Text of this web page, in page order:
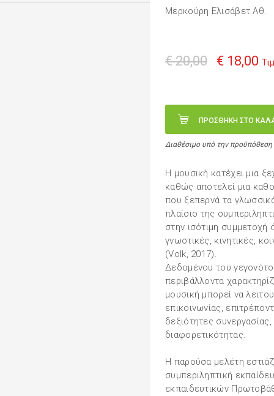
Μερκούρη Ελισάβετ Αθ.
€ 20,00 € 18,00
ΠΡΟΣΘΗΚΗ ΣΤΟ
Διαθέσιμο υπό την
Η μουσική κατέχει μια
καθώς αποτελεί μια
που ξεπερνά τα γλωσσικά
πλαίσιο της
στην ισότιμη
γνωστικές, κινητικές,
(Volk, 2017).
Δεδομένου του
περιβάλλοντα
μουσική μπορεί να
επικοινωνίας,
δεξιότητες
διαφορετικότητας.
Η παρούσα μελέτη
συμπεριληπτική
εκπαιδευτικών